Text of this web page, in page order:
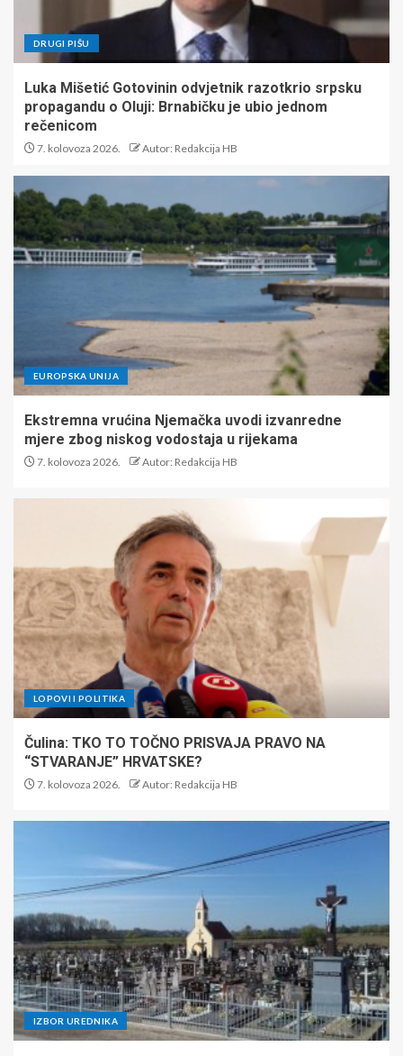
DRUGI PIŠU
Luka Mišetić Gotovinin odvjetnik razotkrio srpsku
propagandu o Oluji: Brnabičku je ubio jednom
rečenicom
7. kolovoza 2026. Autor: Redakcija HB
EUROPSKA UNIJA
Ekstremna vrućina Njemačka uvodi izvanredne
mjere zbog niskog vodostaja u rijekama
7. kolovoza 2026. Autor: Redakcija HB
LOPOVI I POLITIKA
Čulina: TKO TO TOČNO PRISVAJA PRAVO NA
“STVARANJE” HRVATSKE?
7. kolovoza 2026. Autor: Redakcija HB
IZBOR UREDNIKA